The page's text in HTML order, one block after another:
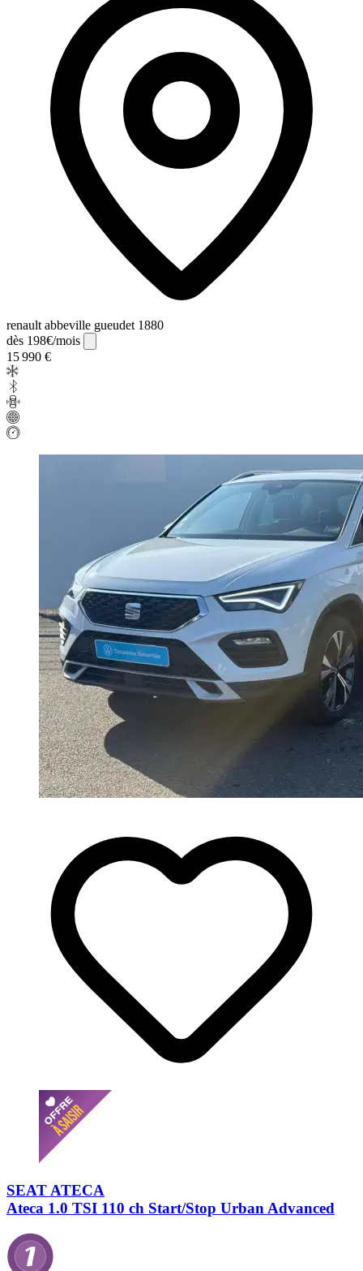
renault abbeville gueudet 1880
dès 198€/mois
15 990 €
SEAT ATECA
Ateca 1.0 TSI 110 ch Start/Stop Urban Advanced